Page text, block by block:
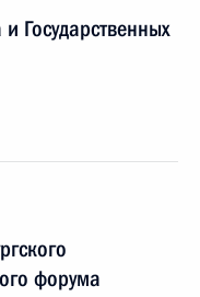
Государственных
форума